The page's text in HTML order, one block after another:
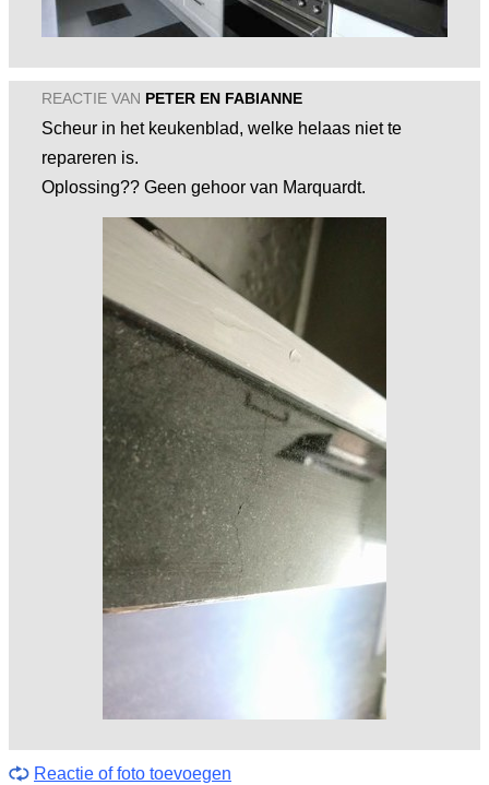
REACTIE VAN PETER EN FABIANNE
Scheur in het keukenblad, welke helaas niet te
repareren is.
Oplossing?? Geen gehoor van Marquardt.
Reactie of foto toevoegen